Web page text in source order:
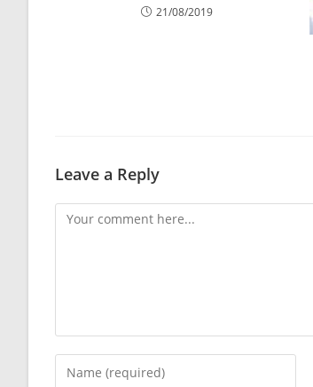
21/08/2019
Leave a Reply
Comment
Enter